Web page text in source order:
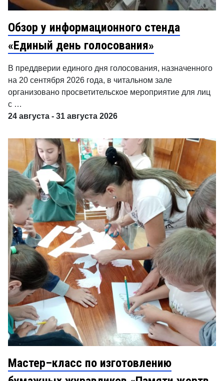
Обзор у информационного стенда
«Единый день голосования»
В преддверии единого дня голосования, назначенного
на 20 сентября 2026 года, в читальном зале
организовано просветительское мероприятие для лиц
с …
24 августа - 31 августа 2026
Мастер–класс по изготовлению